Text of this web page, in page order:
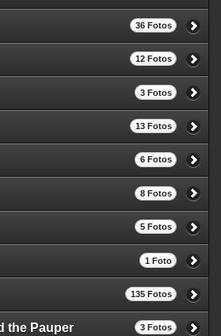
36 Fotos
12 Fotos
3 Fotos
13 Fotos
6 Fotos
8 Fotos
5 Fotos
1 Foto
135 Fotos
the Pauper 3 Fotos